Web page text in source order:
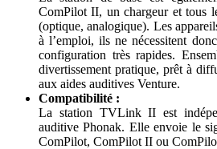
ComPilot II, un chargeur et tous
(optique, analogique). Les
à l’emploi, ils ne nécessitent
configuration très rapides.
divertissement pratique, prêt à
aux aides auditives Venture.
Compatibilité :
La station TVLink II est
auditive Phonak. Elle envoie le
ComPilot, ComPilot II ou